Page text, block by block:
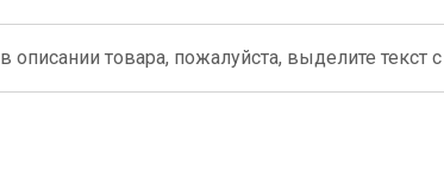
в описании товара, пожалуйста, выделите текст